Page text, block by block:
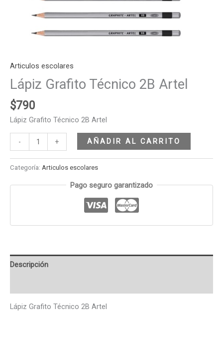
Articulos escolares
Lápiz Grafito Técnico 2B Artel
$790
Lápiz Grafito Técnico 2B Artel
- + AÑADIR AL CARRITO
Categoría: Articulos escolares
Pago seguro garantizado
Descripción
Lápiz Grafito Técnico 2B Artel